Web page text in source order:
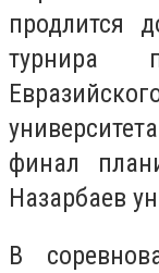
продлится
турнира
финал
Назарбаев
В